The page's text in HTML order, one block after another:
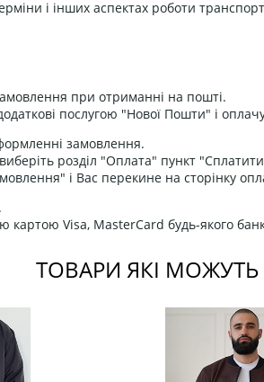
і інших аспектах роботи
при отриманні на пошті.
послугою "Нової Пошти" і
замовлення.
розділ "Оплата" пункт
і Вас перекине на сторінку
картою Visa, MasterCard будь-якого
ТОВАРИ ЯКІ МОЖУТЬ